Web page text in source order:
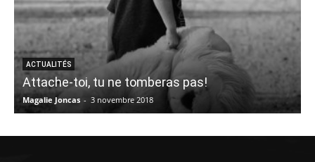
ACTUALITÉS
Attache-toi, tu ne tomberas pas!
Magalie Joncas - 3 novembre 2018